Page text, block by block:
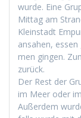
wurde. Eine
Mit­tag am
Kle­in­stadt
ansa­hen,
men gin­gen.
zurück.
Der Rest der
im Meer oder
Außer­dem